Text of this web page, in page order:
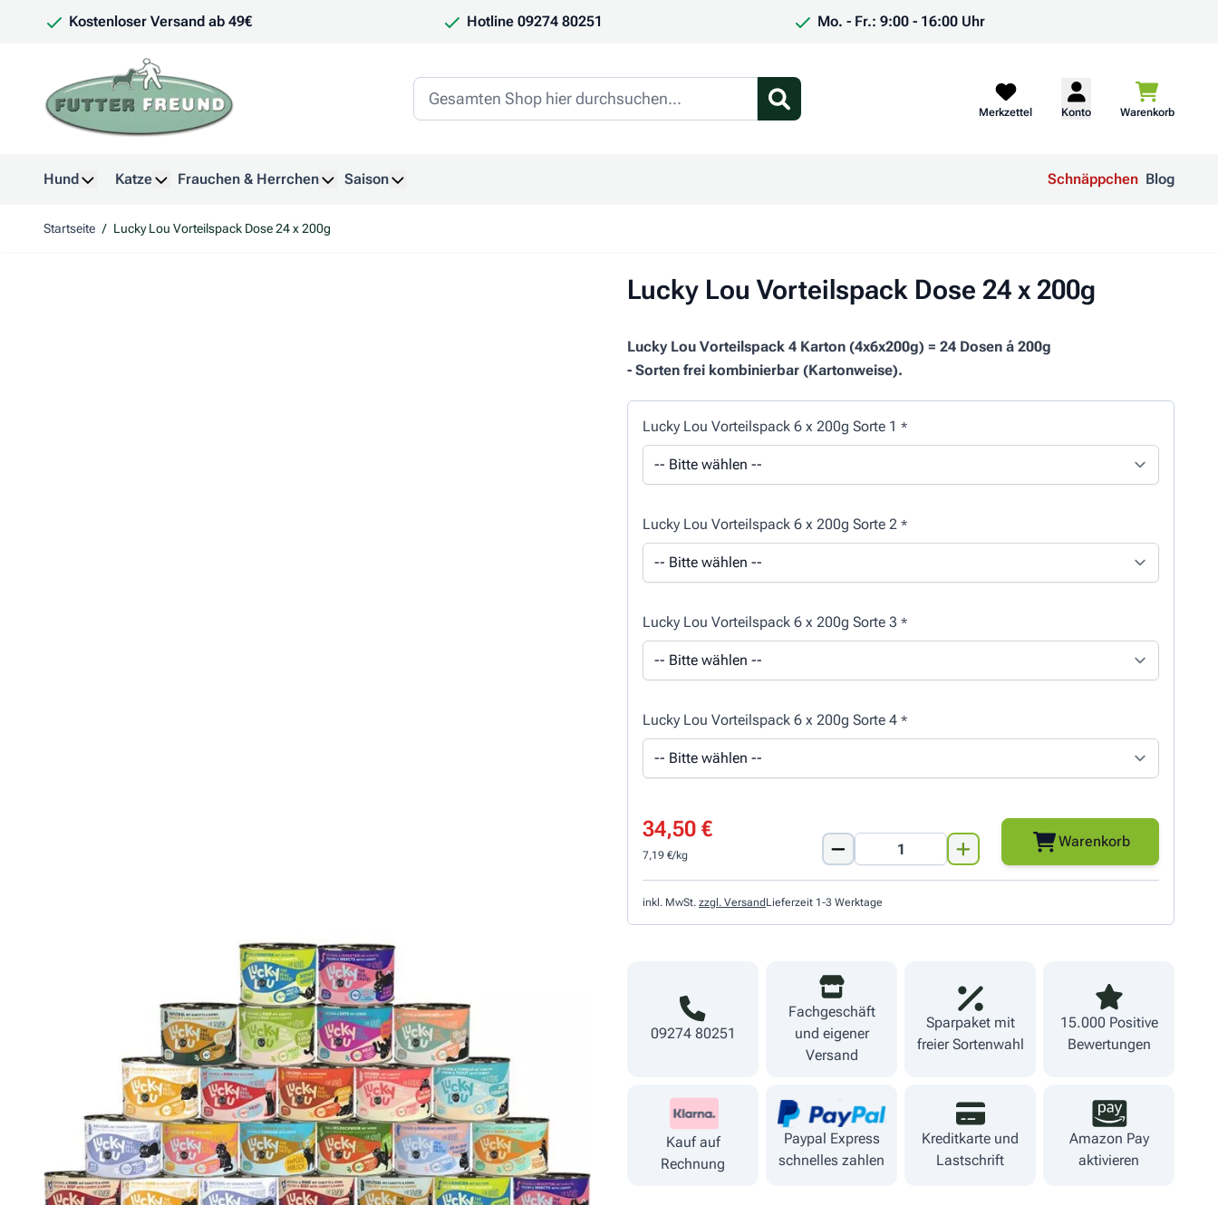
Kostenloser Versand ab 49€ Hotline 09274 80251 Mo. - Fr.: 9:00 - 16:00 Uhr
Merkzettel Konto Warenkorb
Hund
Katze
Frauchen & Herrchen
Saison
Schnäppchen Blog
Startseite / Lucky Lou Vorteilspack Dose 24 x 200g
Lucky Lou Vorteilspack Dose 24 x 200g
Lucky Lou Vorteilspack 4 Karton (4x6x200g) = 24 Dosen á 200g
- Sorten frei kombinierbar (Kartonweise).
Lucky Lou Vorteilspack 6 x 200g Sorte 1 *
Lucky Lou Vorteilspack 6 x 200g Sorte 2 *
Lucky Lou Vorteilspack 6 x 200g Sorte 3 *
Lucky Lou Vorteilspack 6 x 200g Sorte 4 *
34,50 €
7,19 €/kg
Menge Warenkorb
inkl. MwSt. zzgl. Versand Lieferzeit 1-3 Werktage
09274 80251
Fachgeschäft
und eigener
Versand
Sparpaket mit
freier Sortenwahl
15.000 Positive
Bewertungen
Kauf auf
Rechnung
Paypal Express
schnelles zahlen
Kreditkarte und
Lastschrift
Amazon Pay
aktivieren